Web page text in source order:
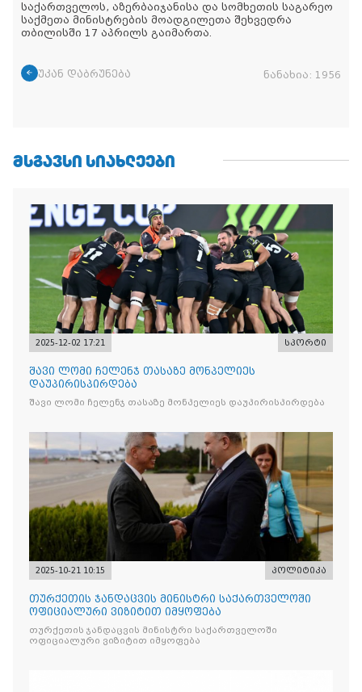
საქართველოს, აზერბაიჯანისა და სომხეთის საგარეო
საქმეთა მინისტრების მოადგილეთა შეხვედრა
თბილისში 17 აპრილს გაიმართა.
უკან დაბრუნება ნანახია: 1956
ᲛᲡᲒᲐᲕᲡᲘ ᲡᲘᲐᲮᲚᲔᲔᲑᲘ
2025-12-02 17:21 სპორტი
შავი ლომი ჩელენჯ თასაზე მონპელიეს
დაუპირისპირდება
შავი ლომი ჩელენჯ თასაზე მონპელიეს დაუპირისპირდება
2025-10-21 10:15 პოლიტიკა
თურქეთის ჯანდაცვის მინისტრი საქართველოში
ოფიციალური ვიზიტით იმყოფება
თურქეთის ჯანდაცვის მინისტრი საქართველოში
ოფიციალური ვიზიტით იმყოფება